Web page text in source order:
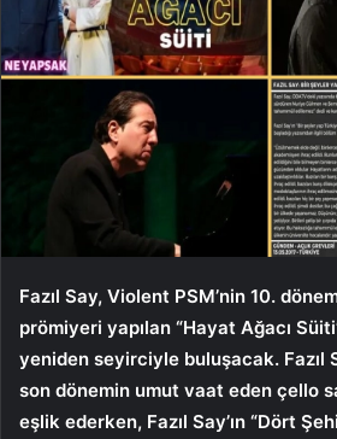
Fazıl Say, Violent PSM’nin 10.
prömiyeri yapılan “Hayat Ağacı
yeniden seyirciyle buluşacak. Fazıl
son dönemin umut vaat eden çello
eşlik ederken, Fazıl Say’ın “Dört